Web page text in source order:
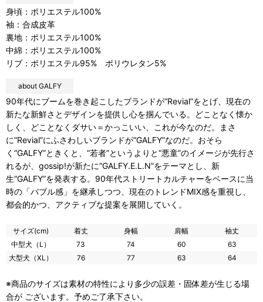
身頃：ポリエステル100%
袖：合成皮革
裏地：ポリエステル100%
中綿：ポリエステル100%
リブ：ポリエステル95% ポリウレタン5%
about GALFY
90年代にブームを巻き起こしたブランドが“Revial”をとげ、現在の
新たな新鮮さとデザインを提供し心を掴んでいる。どことなく懐か
しく、どことなくダサい＝かっこいい、これが今なのだ。まさ
に“Revial”にふさわしいブランドが“GALFY”なのだ。おそら
く“GALFY”ときくと、“若者”というよりと“悪童”のイメージが先行さ
れるが、gossip!が新たに“GALFY.E.L.N”をテーマとし、新
生“GALFY”を発表する。90年代ストリートカルチャーをベースに当
時の「バブル感」を継承しつつ、現在のトレンドMIX感を重視し、
都会的かつ、アクティブな提案を展開していく。
サイズ(cm) 着丈 身幅 肩幅
袖丈
中型犬（L）
73 74 60
63
大型犬（XL）
76 77 63 64
※商品のサイズは素材の特性により多少の誤差・固体差が生じる場
合が ございます。予めご了承下さい。